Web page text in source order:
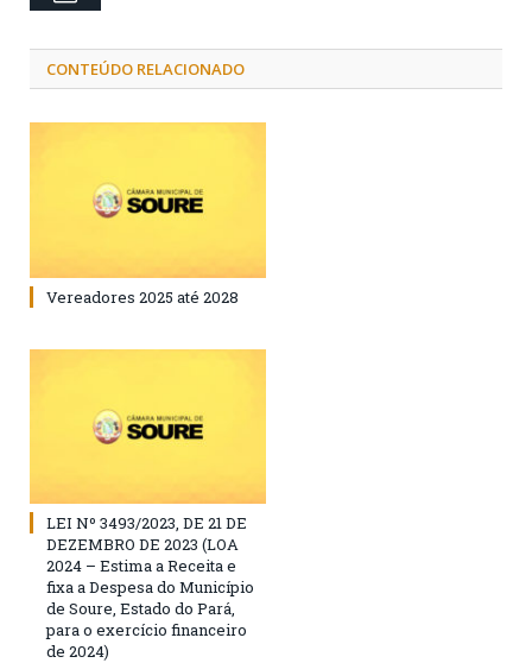
CONTEÚDO RELACIONADO
Vereadores 2025 até 2028
LEI Nº 3493/2023, DE 21 DE
DEZEMBRO DE 2023 (LOA
2024 – Estima a Receita e
fixa a Despesa do Município
de Soure, Estado do Pará,
para o exercício financeiro
de 2024)